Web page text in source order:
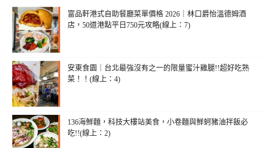
富品軒港式自助餐廳菜單價格 2026｜林口爵怡溫德姆酒
店，50道港點平日750元攻略(線上：7)
安東食園｜台北最強沒有之一的限量蜜汁雞腿!!超好吃熟
菜！！(線上：4)
136海鮮麵，科技大樓站美食，小卷麵與鮮蚵豬油拌飯必
吃!!(線上：2)